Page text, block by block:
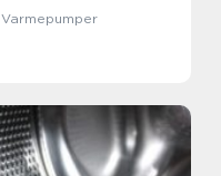
Varmepumper